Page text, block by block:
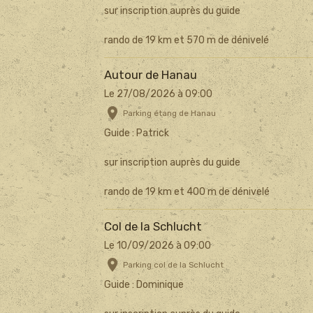
sur inscription auprès du guide
rando de 19 km et 570 m de dénivelé
Autour de Hanau
Le 27/08/2026 à 09:00
Parking étang de Hanau
Guide : Patrick
sur inscription auprès du guide
rando de 19 km et 400 m de dénivelé
Col de la Schlucht
Le 10/09/2026 à 09:00
Parking col de la Schlucht
Guide : Dominique